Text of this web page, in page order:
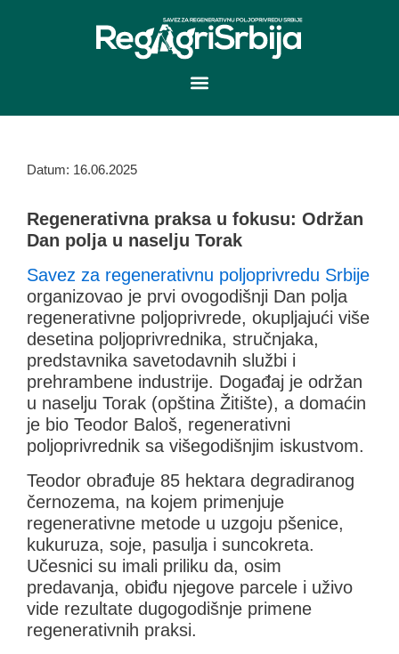
Datum: 16.06.2025
Regenerativna praksa u fokusu: Održan
Dan polja u naselju Torak
Savez za regenerativnu poljoprivredu Srbije
organizovao je prvi ovogodišnji Dan polja
regenerativne poljoprivrede, okupljajući više
desetina poljoprivrednika, stručnjaka,
predstavnika savetodavnih službi i
prehrambene industrije. Događaj je održan
u naselju Torak (opština Žitište), a domaćin
je bio Teodor Baloš, regenerativni
poljoprivrednik sa višegodišnjim iskustvom.
Teodor obrađuje 85 hektara degradiranog
černozema, na kojem primenjuje
regenerativne metode u uzgoju pšenice,
kukuruza, soje, pasulja i suncokreta.
Učesnici su imali priliku da, osim
predavanja, obiđu njegove parcele i uživo
vide rezultate dugogodišnje primene
regenerativnih praksi.